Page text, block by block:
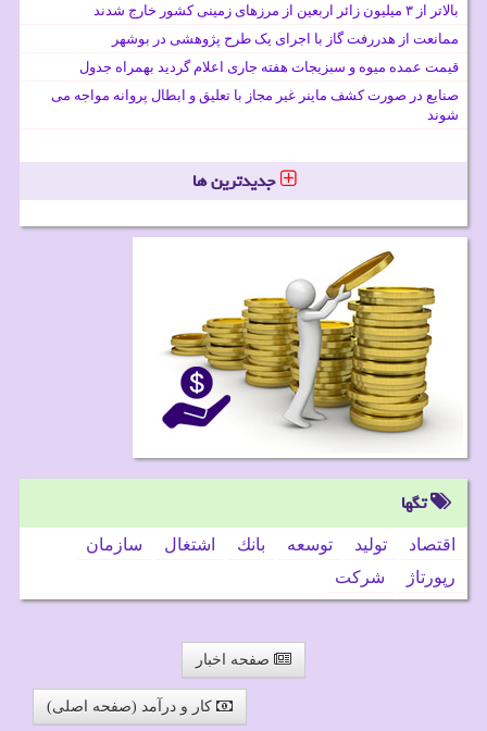
بالاتر از ۳ میلیون زائر اربعین از مرزهای زمینی کشور خارج شدند
ممانعت از هدررفت گاز با اجرای یک طرح پژوهشی در بوشهر
قیمت عمده میوه و سبزیجات هفته جاری اعلام گردید بهمراه جدول
صنایع در صورت کشف ماینر غیر مجاز با تعلیق و ابطال پروانه مواجه می
شوند
جدیدترین ها
تگها
اقتصاد تولید توسعه بانك اشتغال
سازمان
رپورتاژ
شركت
صفحه اخبار
کار و درآمد (صفحه اصلی)